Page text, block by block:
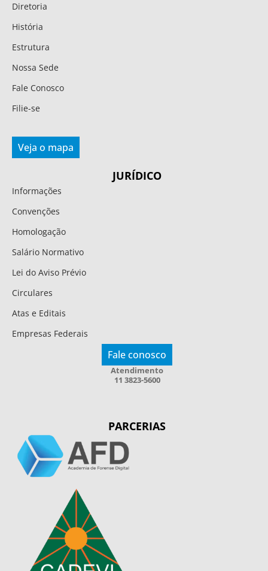
Diretoria
História
Estrutura
Nossa Sede
Fale Conosco
Filie-se
Veja o mapa
JURÍDICO
Informações
Convenções
Homologação
Salário Normativo
Lei do Aviso Prévio
Circulares
Atas e Editais
Empresas Federais
Fale conosco
Atendimento
11 3823-5600
PARCERIAS